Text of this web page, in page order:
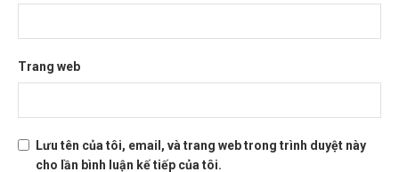
Trang web
Lưu tên của tôi, email, và trang web trong trình duyệt này
cho lần bình luận kế tiếp của tôi.